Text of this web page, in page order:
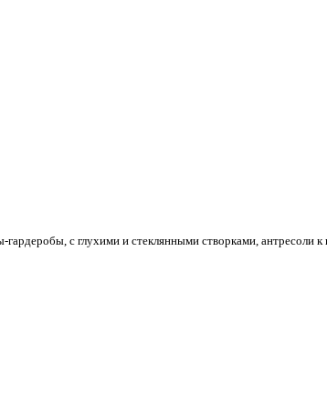
с глухими и стеклянными створками, антресоли к